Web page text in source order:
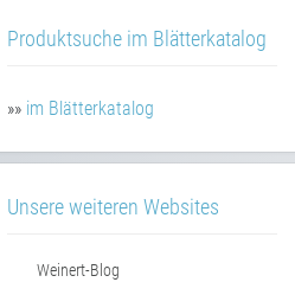
Produktsuche im Blätterkatalog
»» im Blätterkatalog
Unsere weiteren Websites
Weinert-Blog